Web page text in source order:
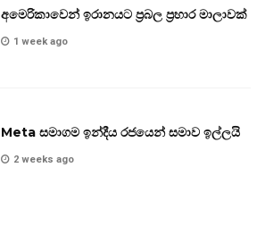
අමෙරිකාවෙන් ඉරානයට ප්‍රබල ප්‍රහාර මාලාවක්
1 week ago
Meta සමාගම ඉන්දීය රජයෙන් සමාව ඉල්ලයි
2 weeks ago